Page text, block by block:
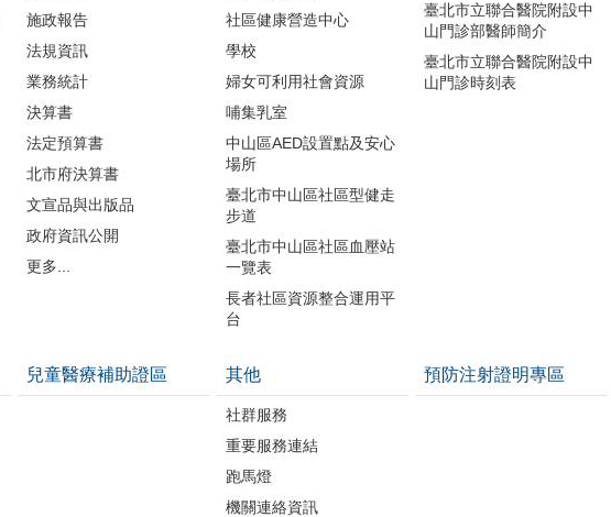
施政報告
法規資訊
業務統計
決算書
法定預算書
北市府決算書
文宣品與出版品
政府資訊公開
更多...
社區健康營造中心
學校
婦女可利用社會資源
哺集乳室
中山區AED設置點及安心
場所
臺北市中山區社區型健走
步道
臺北市中山區社區血壓站
一覽表
長者社區資源整合運用平
台
臺北市立聯合醫院附設中
山門診部醫師簡介
臺北市立聯合醫院附設中
山門診時刻表
兒童醫療補助證區 其他
社群服務
重要服務連結
跑馬燈
機關連絡資訊
預防注射證明專區